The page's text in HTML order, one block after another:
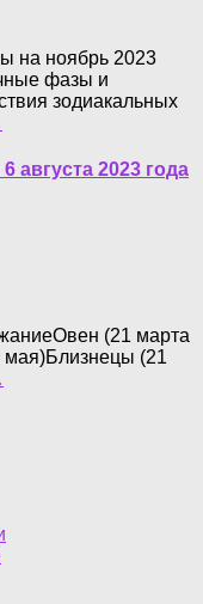
на ноябрь 2023
фазы и
зодиакальных
августа 2023 года
(21 марта
(21